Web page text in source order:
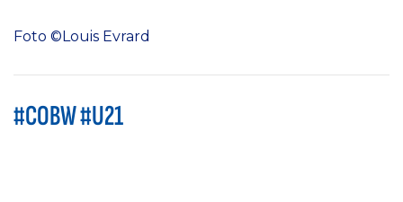
Foto ©Louis Evrard
#COBW #U21